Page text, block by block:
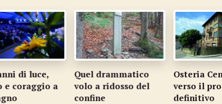
di luce,
coraggio a
Quel drammatico
volo a ridosso del
confine
Osteria
verso il
definitivo